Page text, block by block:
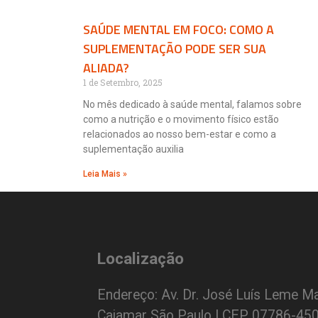
SAÚDE MENTAL EM FOCO: COMO A
SUPLEMENTAÇÃO PODE SER SUA
ALIADA?
1 de Setembro, 2025
No mês dedicado à saúde mental, falamos sobre
como a nutrição e o movimento físico estão
relacionados ao nosso bem-estar e como a
suplementação auxilia
Leia Mais »
Localização
Endereço: Av. Dr. José Luís Leme